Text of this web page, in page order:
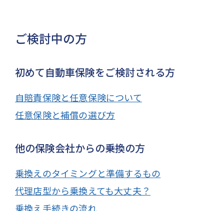
ご検討中の方
初めて自動車保険をご検討される方
自賠責保険と任意保険について
任意保険と補償の選び方
他の保険会社からの乗換の方
乗換えのタイミングと準備するもの
代理店型から乗換えても大丈夫？
乗換え手続きの流れ